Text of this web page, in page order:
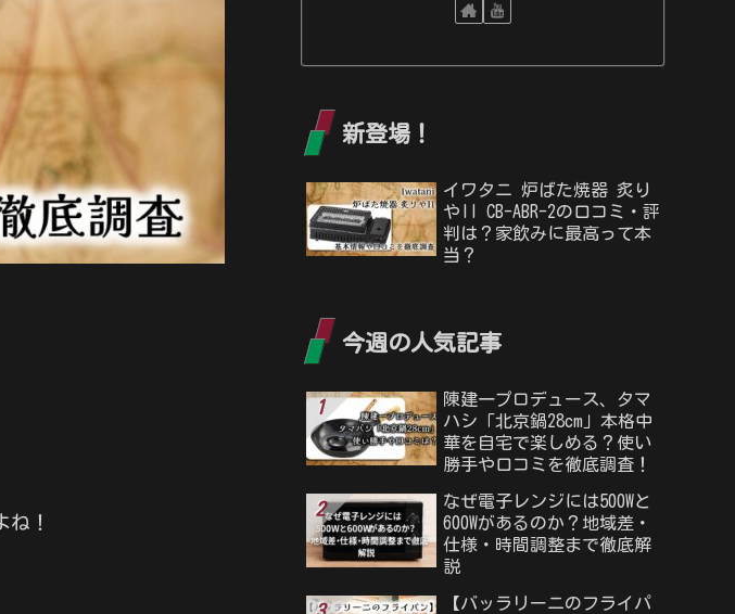
ね！
新登場！
イワタニ 炉ばた焼器 炙り
やII CB-ABR-2の口コミ・評
判は？家飲みに最高って本
当？
今週の人気記事
陳建一プロデュース、タマ
ハシ「北京鍋28cm」本格中
華を自宅で楽しめる？使い
勝手や口コミを徹底調査！
なぜ電子レンジには500Wと
600Wがあるのか？地域差・
仕様・時間調整まで徹底解
説
【バッラリーニのフライパ